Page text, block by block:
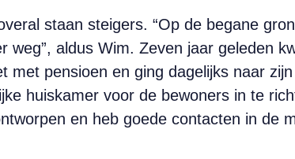
staan steigers. “Op de begane
aldus Wim. Zeven jaar geleden
met pensioen en ging dagelijks naar
huiskamer voor de bewoners in te
en heb goede contacten in de